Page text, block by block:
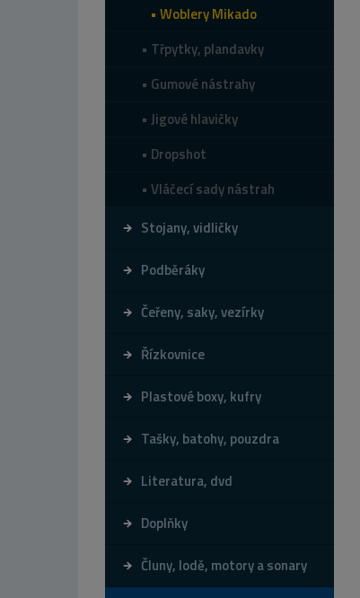
Woblery Mikado
Třpytky, plandavky
Gumové nástrahy
Jigové hlavičky
Dropshot
Vláčecí sady nástrah
Stojany, vidličky
Podběráky
Čeřeny, saky, vezírky
Řízkovnice
Plastové boxy, kufry
Tašky, batohy, pouzdra
Literatura, dvd
Doplňky
Čluny, lodě, motory a sonary